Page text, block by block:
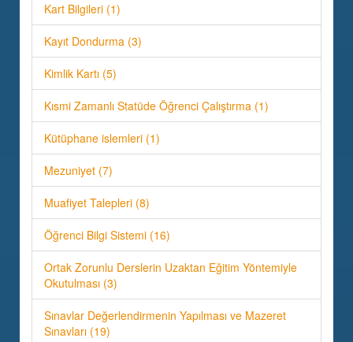
Kart Bilgileri (1)
Kayıt Dondurma (3)
Kimlik Kartı (5)
Kısmi Zamanlı Statüde Öğrenci Çalıştırma (1)
Kütüphane islemleri (1)
Mezuniyet (7)
Muafiyet Talepleri (8)
Öğrenci Bilgi Sistemi (16)
Ortak Zorunlu Derslerin Uzaktan Eğitim Yöntemiyle
Okutulması (3)
Sınavlar Değerlendirmenin Yapılması ve Mazeret
Sınavları (19)